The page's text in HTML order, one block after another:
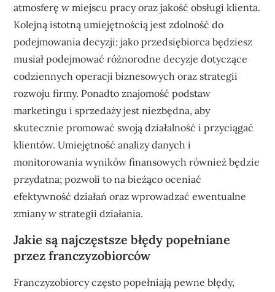
atmosferę w miejscu pracy oraz jakość obsługi klienta.
Kolejną istotną umiejętnością jest zdolność do
podejmowania decyzji; jako przedsiębiorca będziesz
musiał podejmować różnorodne decyzje dotyczące
codziennych operacji biznesowych oraz strategii
rozwoju firmy. Ponadto znajomość podstaw
marketingu i sprzedaży jest niezbędna, aby
skutecznie promować swoją działalność i przyciągać
klientów. Umiejętność analizy danych i
monitorowania wyników finansowych również będzie
przydatna; pozwoli to na bieżąco oceniać
efektywność działań oraz wprowadzać ewentualne
zmiany w strategii działania.
Jakie są najczęstsze błędy popełniane
przez franczyzobiorców
Franczyzobiorcy często popełniają pewne błędy,